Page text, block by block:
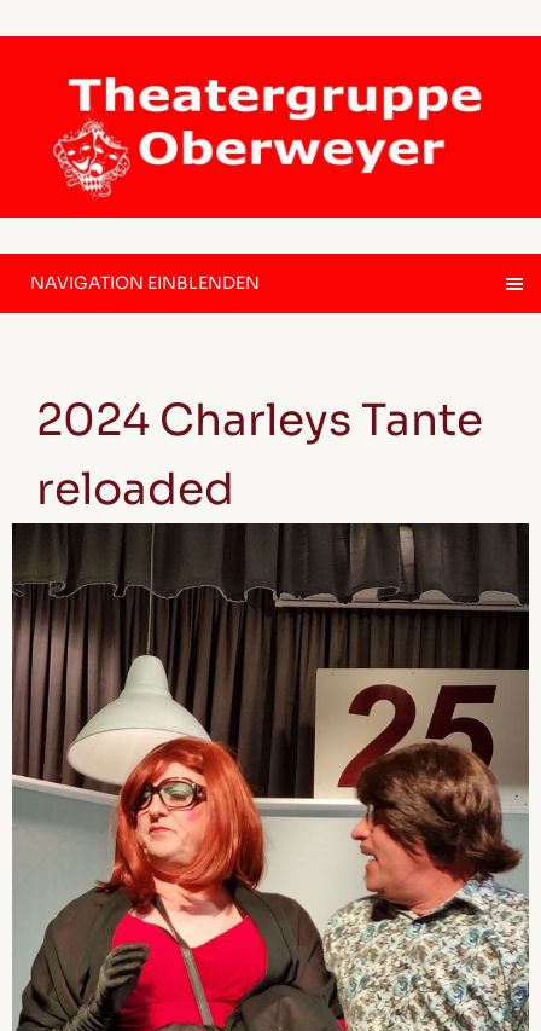
NAVIGATION EINBLENDEN
2024 Charleys Tante
reloaded